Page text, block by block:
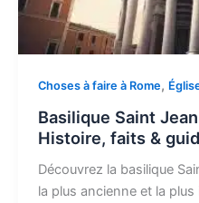
Choses à faire à Rome,
Basilique Saint
Histoire, faits &
Découvrez la basilique
la plus ancienne et la